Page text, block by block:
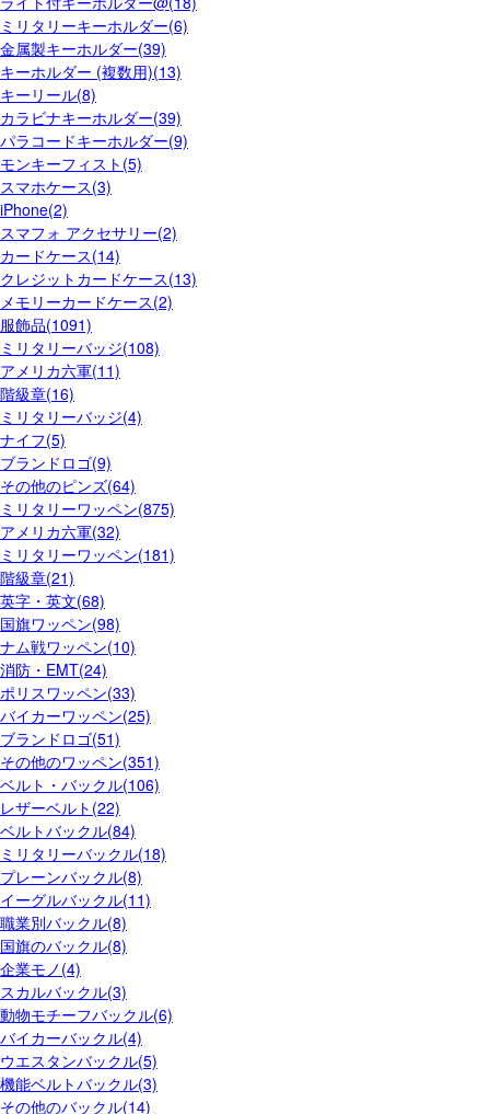
ミリタリーキーホルダー(6)
金属製キーホルダー(39)
キーホルダー (複数用)(13)
キーリール(8)
カラビナキーホルダー(39)
パラコードキーホルダー(9)
モンキーフィスト(5)
スマホケース(3)
iPhone(2)
スマフォ アクセサリー(2)
カードケース(14)
クレジットカードケース(13)
メモリーカードケース(2)
服飾品(1091)
ミリタリーバッジ(108)
アメリカ六軍(11)
階級章(16)
ミリタリーバッジ(4)
ナイフ(5)
ブランドロゴ(9)
その他のピンズ(64)
ミリタリーワッペン(875)
アメリカ六軍(32)
ミリタリーワッペン(181)
階級章(21)
英字・英文(68)
国旗ワッペン(98)
ナム戦ワッペン(10)
消防・EMT(24)
ポリスワッペン(33)
バイカーワッペン(25)
ブランドロゴ(51)
その他のワッペン(351)
ベルト・バックル(106)
レザーベルト(22)
ベルトバックル(84)
ミリタリーバックル(18)
プレーンバックル(8)
イーグルバックル(11)
職業別バックル(8)
国旗のバックル(8)
企業モノ(4)
スカルバックル(3)
動物モチーフバックル(6)
バイカーバックル(4)
ウエスタンバックル(5)
機能ベルトバックル(3)
その他のバックル(14)